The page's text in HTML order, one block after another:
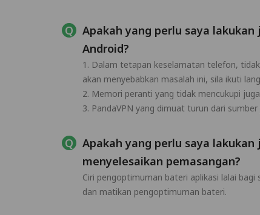
Apakah yang perlu saya
Android?
1. Dalam tetapan keselamatan telefon,
akan menyebabkan masalah ini, sila ikuti
2. Memori peranti yang tidak mencukupi
3. PandaVPN yang dimuat turun dari
Apakah yang perlu saya
menyelesaikan pemasangan?
Ciri pengoptimuman bateri aplikasi lalai
dan matikan pengoptimuman bateri.